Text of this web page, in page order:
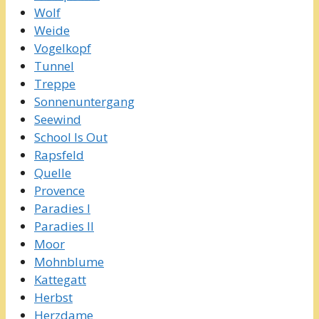
Wolf
Weide
Vogelkopf
Tunnel
Treppe
Sonnenuntergang
Seewind
School Is Out
Rapsfeld
Quelle
Provence
Paradies I
Paradies II
Moor
Mohnblume
Kattegatt
Herbst
Herzdame